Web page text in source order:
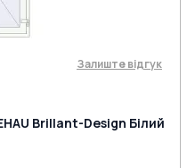
Залиште відгук
Brillant-Design Білий